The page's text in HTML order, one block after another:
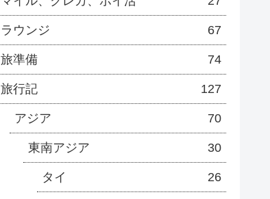
ラウンジ 67
旅準備 74
旅行記 127
アジア 70
東南アジア 30
タイ 26